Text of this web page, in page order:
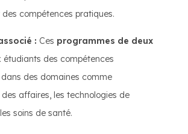
compétences pratiques.
: Ces programmes de deux
étudiants des compétences
des domaines comme
affaires, les technologies de
soins de santé.